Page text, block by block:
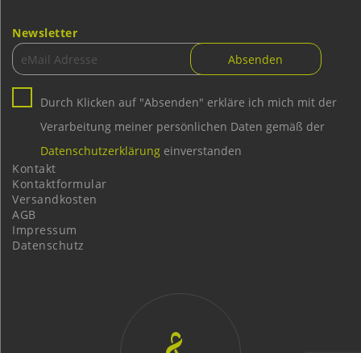
Newsletter
Durch Klicken auf "Absenden" erkläre ich mich mit der
Verarbeitung meiner persönlichen Daten gemäß der
Datenschutzerklärung einverstanden
Kontakt
Kontaktformular
Versandkosten
AGB
Impressum
Datenschutz